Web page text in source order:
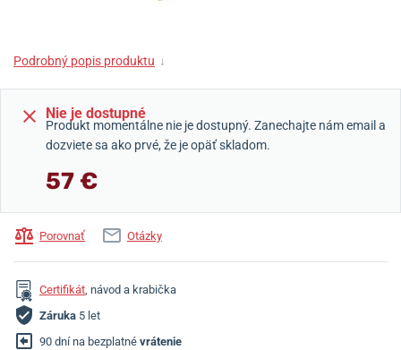
Podrobný popis produktu ↓
Nie je dostupné
Produkt momentálne nie je dostupný. Zanechajte nám email a
dozviete sa ako prvé, že je opäť skladom.
57 €
Porovnať Otázky
Certifikát, návod a krabička
Záruka 5 let
90 dní na bezplatné vrátenie